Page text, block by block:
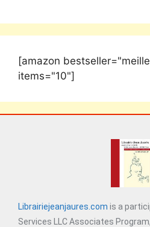
[amazon
items="10"]
Librairiejeanjaures.com is a
Services LLC Associates